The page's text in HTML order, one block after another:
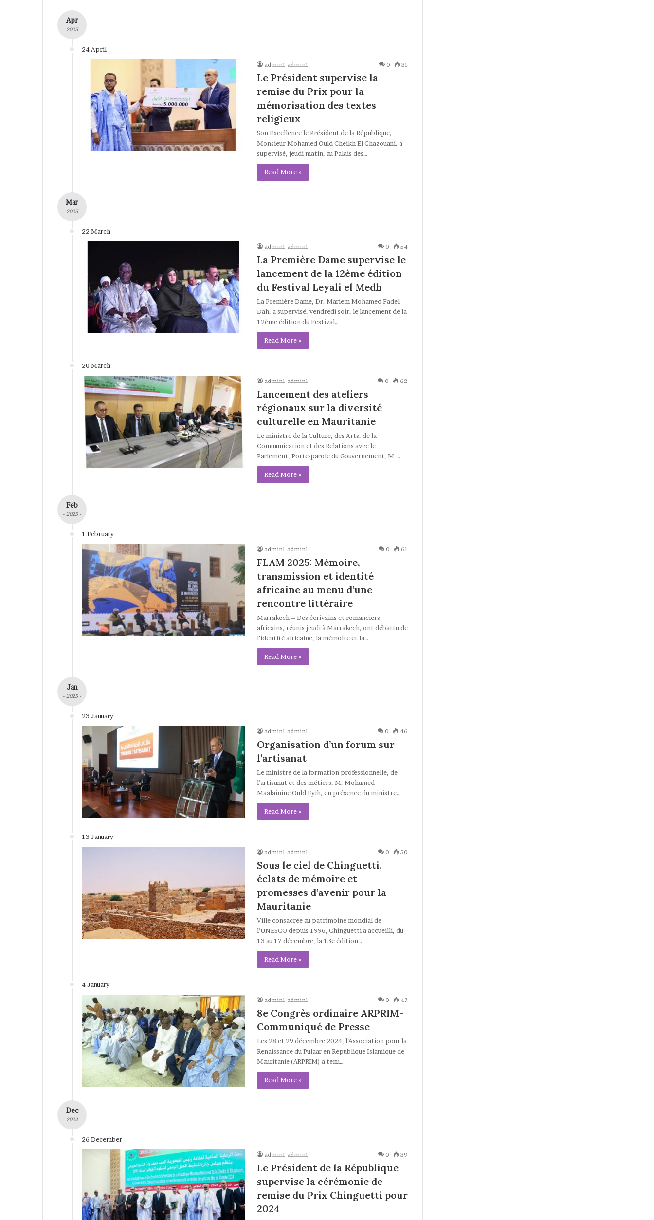
Apr
- 2025 -
24 April
admin1 admin1 0 31
Le Président supervise la
remise du Prix pour la
mémorisation des textes
religieux
Son Excellence le Président de la République,
Monsieur Mohamed Ould Cheikh El Ghazouani, a
supervisé, jeudi matin, au Palais des…
Read More »
Mar
- 2025 -
22 March
admin1 admin1 0 54
La Première Dame supervise le
lancement de la 12ème édition
du Festival Leyali el Medh
La Première Dame, Dr. Mariem Mohamed Fadel
Dah, a supervisé, vendredi soir, le lancement de la
12ème édition du Festival…
Read More »
20 March
admin1 admin1 0 62
Lancement des ateliers
régionaux sur la diversité
culturelle en Mauritanie
Le ministre de la Culture, des Arts, de la
Communication et des Relations avec le
Parlement, Porte-parole du Gouvernement, M.…
Read More »
Feb
- 2025 -
1 February
admin1 admin1 0 61
FLAM 2025: Mémoire,
transmission et identité
africaine au menu d’une
rencontre littéraire
Marrakech – Des écrivains et romanciers
africains, réunis jeudi à Marrakech, ont débattu de
l’identité africaine, la mémoire et la…
Read More »
Jan
- 2025 -
23 January
admin1 admin1 0 46
Organisation d’un forum sur
l’artisanat
Le ministre de la formation professionnelle, de
l’artisanat et des métiers, M. Mohamed
Maalainine Ould Eyih, en présence du ministre…
Read More »
13 January
admin1 admin1 0 50
Sous le ciel de Chinguetti,
éclats de mémoire et
promesses d’avenir pour la
Mauritanie
Ville consacrée au patrimoine mondial de
l’UNESCO depuis 1996, Chinguetti a accueilli, du
13 au 17 décembre, la 13e édition…
Read More »
4 January
admin1 admin1 0 47
8e Congrès ordinaire ARPRIM-
Communiqué de Presse
Les 28 et 29 décembre 2024, l’Association pour la
Renaissance du Pulaar en République Islamique de
Mauritanie (ARPRIM) a tenu…
Read More »
Dec
- 2024 -
26 December
admin1 admin1 0 39
Le Président de la République
supervise la cérémonie de
remise du Prix Chinguetti pour
2024